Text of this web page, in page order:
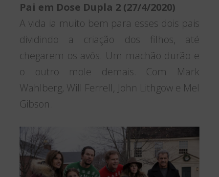
Pai em Dose Dupla 2 (27/4/2020)
A vida ia muito bem para esses dois pais
dividindo a criação dos filhos, até
chegarem os avôs. Um machão durão e
o outro mole demais. Com Mark
Wahlberg, Will Ferrell, John Lithgow e Mel
Gibson.